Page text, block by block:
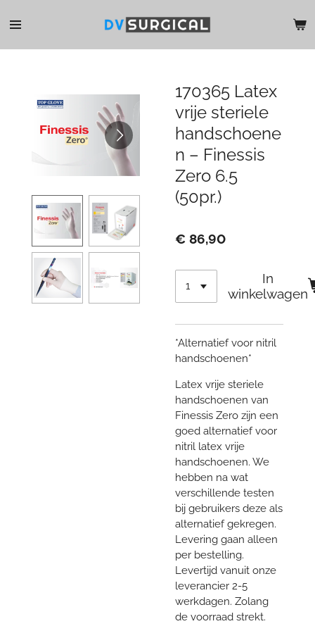
direct
170365 Latex
vrije steriele
handschoene
n – Finessis
Zero 6.5
(50pr.)
€ 86,90
In
winkelwagen
*Alternatief voor nitril
handschoenen*
Latex vrije steriele
handschoenen van
Finessis Zero zijn een
goed alternatief voor
nitril latex vrije
handschoenen. We
hebben na wat
verschillende testen
bij gebruikers deze als
alternatief gekregen.
Levering gaan alleen
per bestelling.
Levertijd vanuit onze
leverancier 2-5
werkdagen. Zolang
de voorraad strekt.